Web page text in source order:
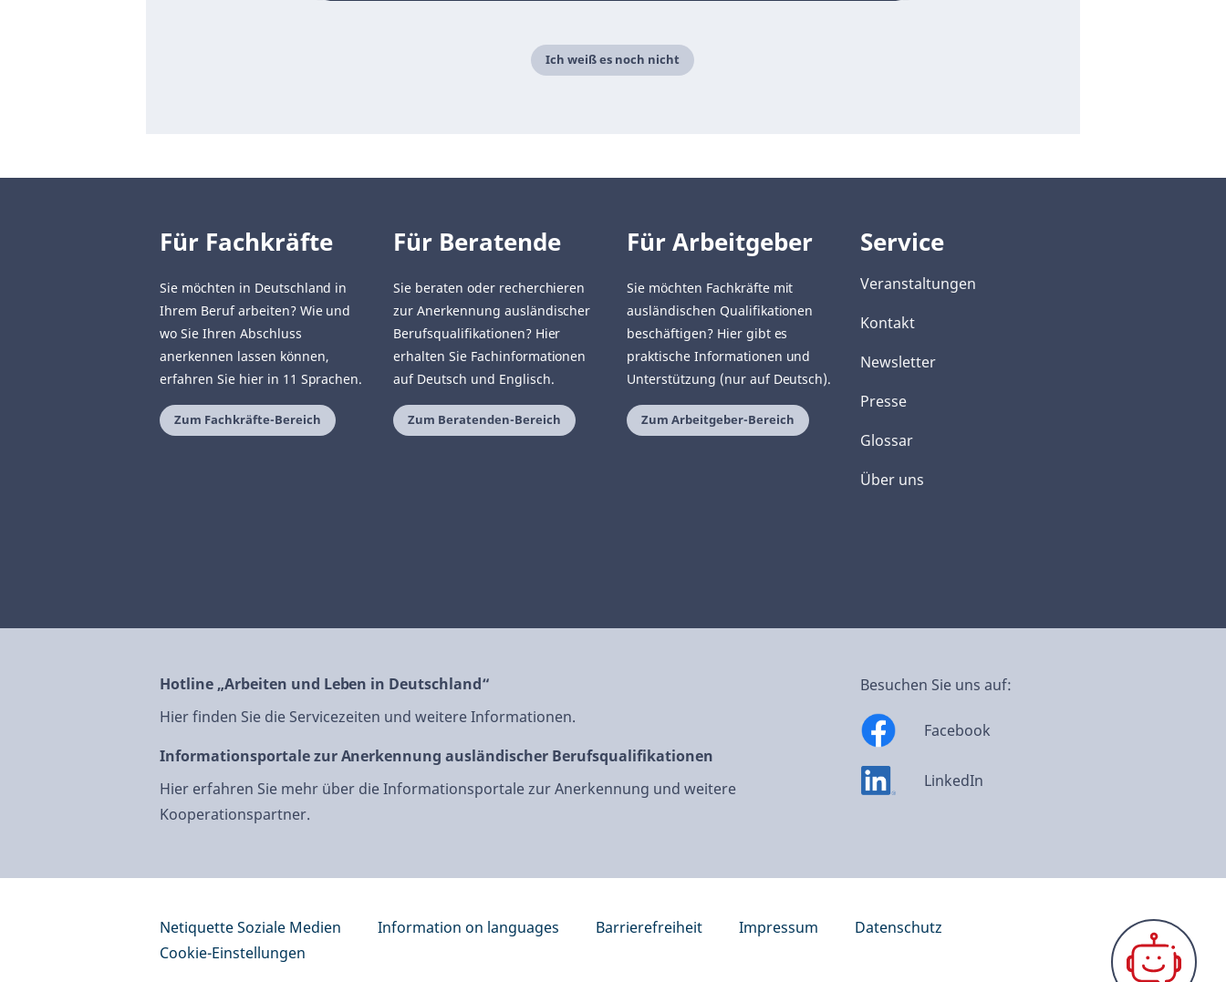
Ich weiß es noch nicht
Für Fachkräfte
Sie möchten in Deutschland in
Ihrem Beruf arbeiten? Wie und
wo Sie Ihren Abschluss
anerkennen lassen können,
erfahren Sie hier in 11 Sprachen.
Zum Fachkräfte-Bereich
Für Beratende
Sie beraten oder recherchieren
zur Anerkennung ausländischer
Berufsqualifikationen? Hier
erhalten Sie Fachinformationen
auf Deutsch und Englisch.
Zum Beratenden-Bereich
Für Arbeitgeber
Sie möchten Fachkräfte mit
ausländischen Qualifikationen
beschäftigen? Hier gibt es
praktische Informationen und
Unterstützung (nur auf Deutsch).
Zum Arbeitgeber-Bereich
Service
Veranstaltungen
Kontakt
Newsletter
Presse
Glossar
Über uns
Hotline „Arbeiten und Leben in Deutschland“
Hier finden Sie die Servicezeiten und weitere Informationen.
Informationsportale zur Anerkennung ausländischer Berufsqualifikationen
Hier erfahren Sie mehr über die Informationsportale zur Anerkennung und weitere
Kooperationspartner.
Besuchen Sie uns auf:
Facebook
LinkedIn
Netiquette Soziale Medien Information on languages Barrierefreiheit Impressum
Datenschutz
Cookie-Einstellungen